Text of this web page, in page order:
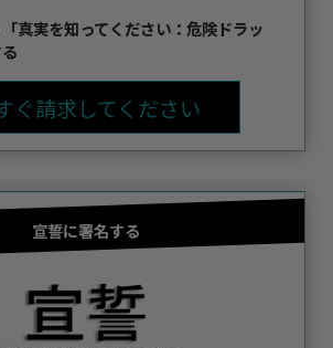
真実を知ってください：危険ドラッ
ぐ請求してください
宣誓に署名する